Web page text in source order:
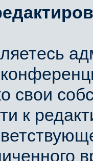
свои
к